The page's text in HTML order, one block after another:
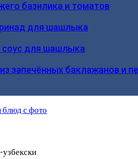
базилика и томатов
для шашлыка
соус для шашлыка
запечённых баклажанов и